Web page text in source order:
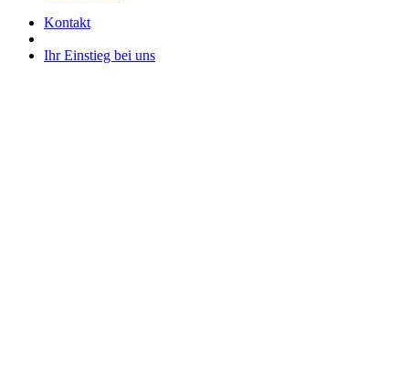
Kontakt
Ihr Einstieg bei uns